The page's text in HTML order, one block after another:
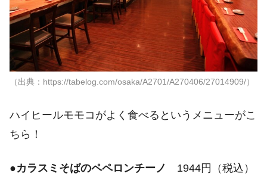
（出典：https://tabelog.com/osaka/A2701/A270406/27014909/）
ハイヒールモモコがよく食べるというメニューがこ
ちら！
●カラスミそばのペペロンチーノ 1944円（税込）